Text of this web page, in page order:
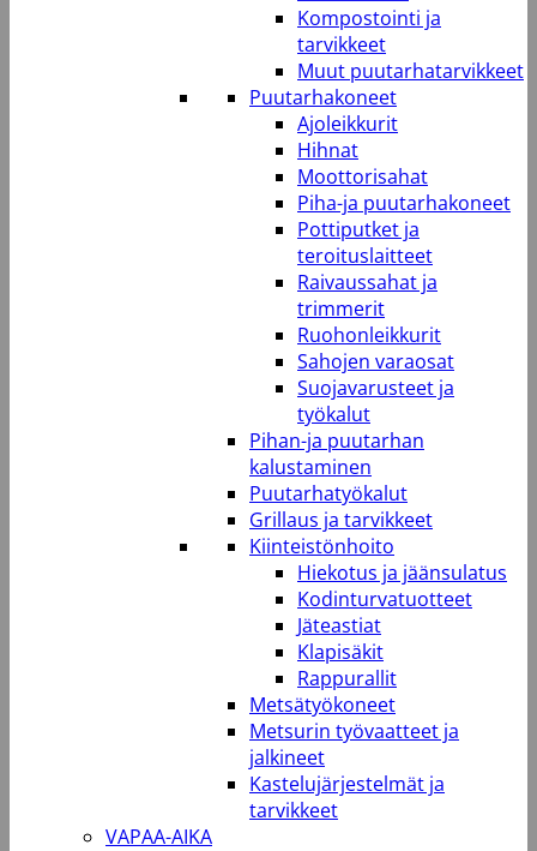
Kompostointi ja
tarvikkeet
Muut puutarhatarvikkeet
Puutarhakoneet
Ajoleikkurit
Hihnat
Moottorisahat
Piha-ja puutarhakoneet
Pottiputket ja
teroituslaitteet
Raivaussahat ja
trimmerit
Ruohonleikkurit
Sahojen varaosat
Suojavarusteet ja
työkalut
Pihan-ja puutarhan
kalustaminen
Puutarhatyökalut
Grillaus ja tarvikkeet
Kiinteistönhoito
Hiekotus ja jäänsulatus
Kodinturvatuotteet
Jäteastiat
Klapisäkit
Rappurallit
Metsätyökoneet
Metsurin työvaatteet ja
jalkineet
Kastelujärjestelmät ja
tarvikkeet
VAPAA-AIKA